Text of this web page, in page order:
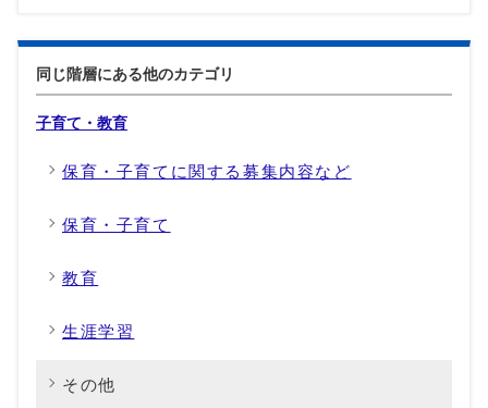
同じ階層にある他のカテゴリ
子育て・教育
保育・子育てに関する募集内容など
保育・子育て
教育
生涯学習
その他